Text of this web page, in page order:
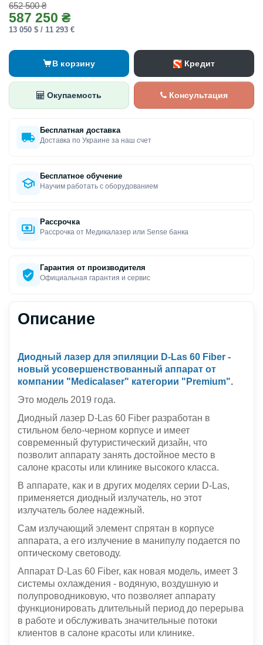
652 500 ₴
587 250 ₴
13 050 $ / 11 293 €
В корзину Кредит
Окупаемость Консультация
Бесплатная доставка
Доставка по Украине за наш счет
Бесплатное обучение
Научим работать с оборудованием
Рассрочка
Рассрочка от Медикалазер или Sense банка
Гарантия от производителя
Официальная гарантия и сервис
Описание
Диодный лазер для эпиляции D-Las 60 Fiber -
новый усовершенствованный аппарат от
компании "Medicalaser" категории "Premium".
Это модель 2019 года.
Диодный лазер D-Las 60 Fiber разработан в
стильном бело-черном корпусе и имеет
современный футуристический дизайн, что
позволит аппарату занять достойное место в
салоне красоты или клинике высокого класса.
В аппарате, как и в других моделях серии D-Las,
применяется диодный излучатель, но этот
излучатель более надежный.
Сам излучающий элемент спрятан в корпусе
аппарата, а его излучение в манипулу подается по
оптическому световоду.
Аппарат D-Las 60 Fiber, как новая модель, имеет 3
системы охлаждения - водяную, воздушную и
полупроводниковую, что позволяет аппарату
функционировать длительный период до перерыва
в работе и обслуживать значительные потоки
клиентов в салоне красоты или клинике.